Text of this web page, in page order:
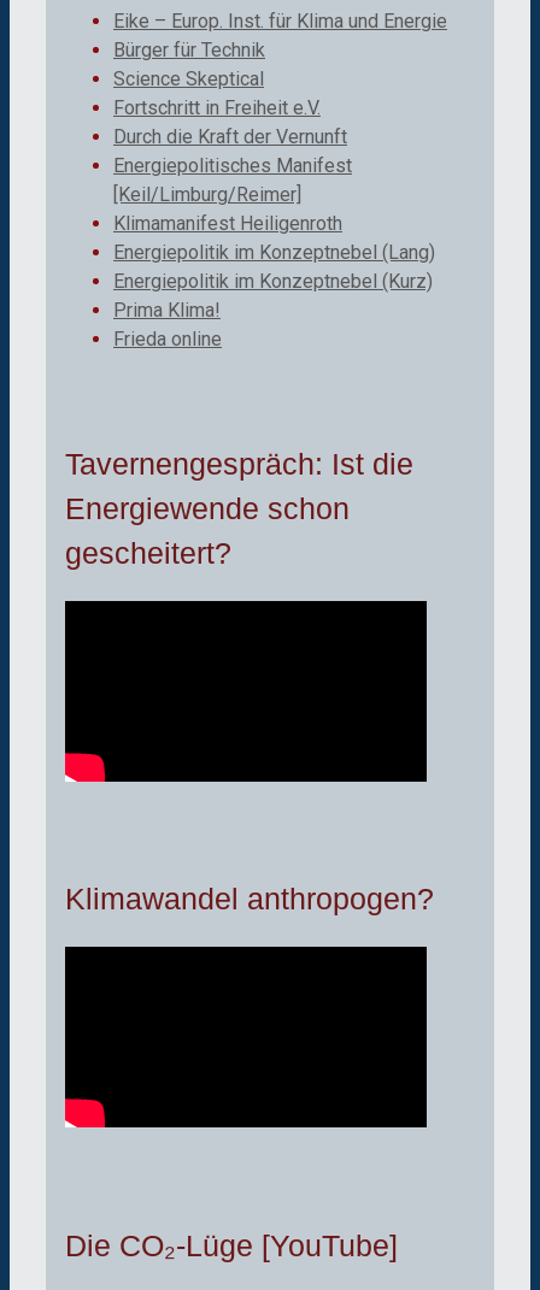
Eike – Europ. Inst. für Klima und Energie
Bürger für Technik
Science Skeptical
Fortschritt in Freiheit e.V.
Durch die Kraft der Vernunft
Energiepolitisches Manifest
[Keil/Limburg/Reimer]
Klimamanifest Heiligenroth
Energiepolitik im Konzeptnebel (Lang)
Energiepolitik im Konzeptnebel (Kurz)
Prima Klima!
Frieda online
Tavernengespräch: Ist die
Energiewende schon
gescheitert?
Klimawandel anthropogen?
Die CO₂-Lüge [YouTube]